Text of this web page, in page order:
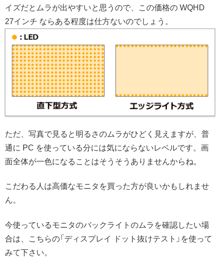
イズだとムラが出やすいと思うので、この価格の WQHD
27インチ ならある程度は仕方ないのでしょう。
ただ、写真で見ると明るさのムラがひどく見えますが、普
通に PC を使っている分には気にならないレベルです。画
面全体が一色になることはそうそうありませんからね。
こだわる人は高価なモニタを買った方が良いかもしれませ
ん。
今使っているモニタのバックライトのムラを確認したい場
合は、こちらの「ディスプレイ ドット抜けテスト」を使って
みて下さい。